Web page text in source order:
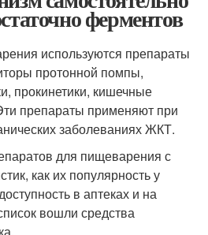
ферментов
используются препараты
протонной помпы,
прокинетики, кишечные
препараты применяют при
заболеваниях ЖКТ.
для пищеварения с
как их популярность у
в аптеках и на
вошли средства